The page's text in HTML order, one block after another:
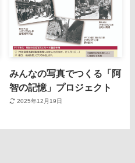
みんなの写真でつくる「阿
智の記憶」プロジェクト
2025年12月19日